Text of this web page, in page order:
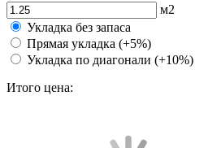
м2
Укладка без запаса
Прямая укладка (+5%)
Укладка по диагонали (+10%)
Итого цена: